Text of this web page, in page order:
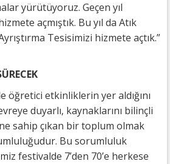
yürütüyoruz. Geçen yıl
açmıştık. Bu yıl da Atık
Tesisimizi hizmete açtık.”
öğretici etkinliklerin yer aldığını
duyarlı, kaynaklarını bilinçli
sahip çıkan bir toplum olmak
Bu sorumluluk
festivalde 7’den 70’e herkese